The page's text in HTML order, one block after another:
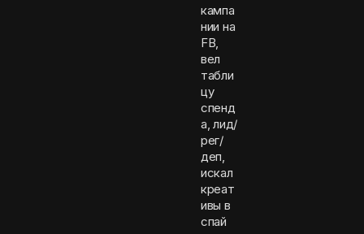
кампа
нии на
FB,
вел
табли
цу
спенд
а, лид/
рег/
деп,
искал
креат
ивы в
спай